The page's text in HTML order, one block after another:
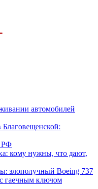
автомобилей
Благовещенской:
РФ
кому нужны, что дают,
злополучный Boeing 737
гаечным ключом